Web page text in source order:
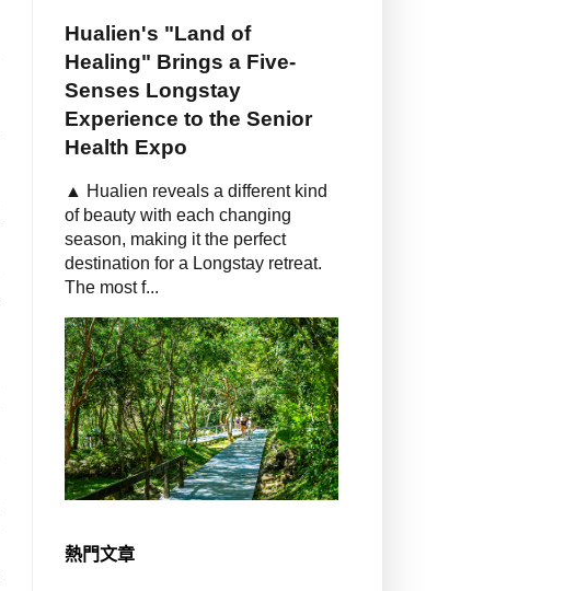
Hualien's "Land of
Healing" Brings a Five-
Senses Longstay
Experience to the Senior
Health Expo
▲ Hualien reveals a different kind
of beauty with each changing
season, making it the perfect
destination for a Longstay retreat.
The most f...
熱門文章